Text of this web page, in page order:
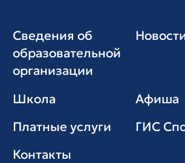
Сведения об
образовательной
организации
Школа
Афиша
Платные услуги
ГИС
Контакты